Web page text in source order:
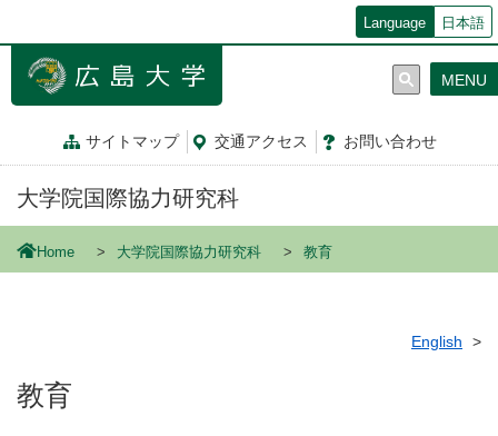
ン
Language 日本語
サイトマップ 交通アクセス お問い合わせ
MENU
大学院国際協力研究科
Home 大学院国際協力研究科 教育
English
教育